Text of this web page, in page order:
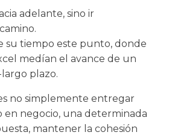
adelante, sino ir
su tiempo este punto, donde
medían el avance de un
plazo.
no simplemente entregar
en negocio, una determinada
mantener la cohesión